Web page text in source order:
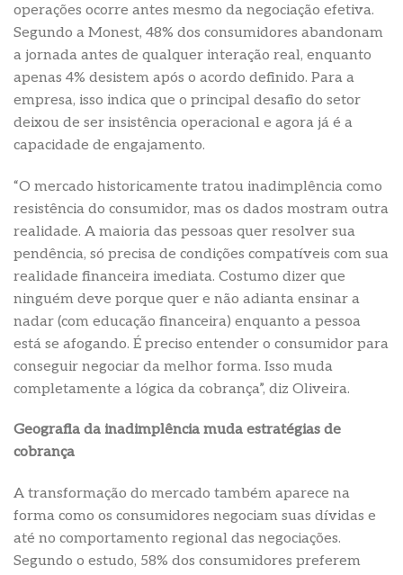
operações ocorre antes mesmo da negociação efetiva.
Segundo a Monest, 48% dos consumidores abandonam
a jornada antes de qualquer interação real, enquanto
apenas 4% desistem após o acordo definido. Para a
empresa, isso indica que o principal desafio do setor
deixou de ser insistência operacional e agora já é a
capacidade de engajamento.
“O mercado historicamente tratou inadimplência como
resistência do consumidor, mas os dados mostram outra
realidade. A maioria das pessoas quer resolver sua
pendência, só precisa de condições compatíveis com sua
realidade financeira imediata. Costumo dizer que
ninguém deve porque quer e não adianta ensinar a
nadar (com educação financeira) enquanto a pessoa
está se afogando. É preciso entender o consumidor para
conseguir negociar da melhor forma. Isso muda
completamente a lógica da cobrança”, diz Oliveira.
Geografia da inadimplência muda estratégias de
cobrança
A transformação do mercado também aparece na
forma como os consumidores negociam suas dívidas e
até no comportamento regional das negociações.
Segundo o estudo, 58% dos consumidores preferem